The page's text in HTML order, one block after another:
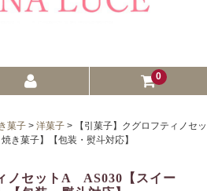
0
菓子 > 洋菓子 >
【引菓子】クグロフティノセッ
き菓子】【包装・熨斗対応】
ノセットA AS030【スイー